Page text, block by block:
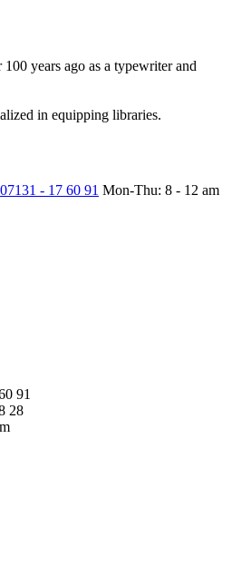
years ago as a typewriter and
in equipping libraries.
07131 - 17 60 91 Mon-Thu: 8 - 12 am
91
28